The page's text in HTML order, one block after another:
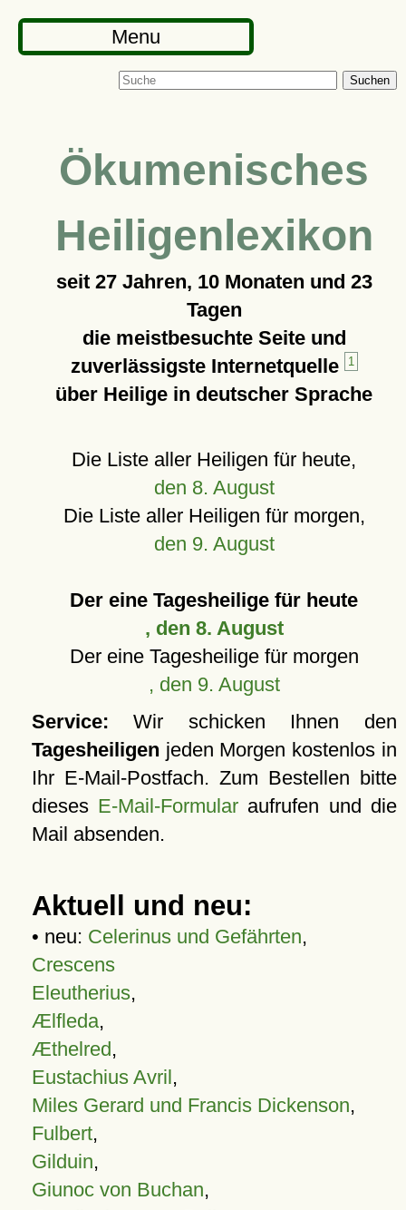
Menu
Suchen
Ökumenisches
Heiligenlexikon
seit 27 Jahren, 10 Monaten und 23
Tagen
die meistbesuchte Seite und
zuverlässigste Internetquelle
1
über Heilige in deutscher Sprache
Die Liste aller Heiligen für heute,
den 8. August
Die Liste aller Heiligen für morgen,
den 9. August
Der eine Tagesheilige für heute
, den 8. August
Der eine Tagesheilige für morgen
, den 9. August
Service: Wir schicken Ihnen den
Tagesheiligen jeden Morgen kostenlos in
Ihr E-Mail-Postfach. Zum Bestellen bitte
dieses E-Mail-Formular aufrufen und die
Mail absenden.
Aktuell und neu:
• neu: Celerinus und Gefährten,
Crescens
Eleutherius,
Ælfleda,
Æthelred,
Eustachius Avril,
Miles Gerard und Francis Dickenson,
Fulbert,
Gilduin,
Giunoc von Buchan,